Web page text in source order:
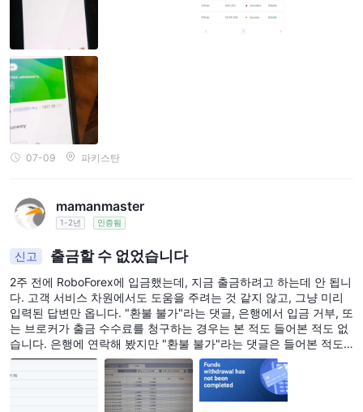
07-09 파키스탄
mamanmaster
1-2년 인증됨
신고 출금할 수 없었습니다
2주 전에 RoboForex에 입금했는데, 지금 출금하려고 하는데 안 됩니
다. 고객 서비스 차원에서도 도움을 주려는 것 같지 않고, 그냥 미리
입력된 답변만 옵니다. "환불 불가"라는 댓글, 은행에서 입금 거부, 또
는 브로커가 출금 수수료를 청구하는 경우는 본 적도 들어본 적도 없
습니다. 은행에 연락해 봤지만 "환불 불가"라는 댓글은 들어본 적도
없고, 입금은 거부하지 않을 거라고 했습니다. 신용카드 지원 서비스
에 문의해 보라고 했는데, 같은 답변을 듣고 제가 회사 탓이라고 했습
니다. 결제한 카드를 환불 옵션으로 선택할 수도 없습니다.